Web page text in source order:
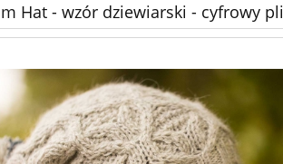
Hat - wzór dziewiarski - cyfrowy